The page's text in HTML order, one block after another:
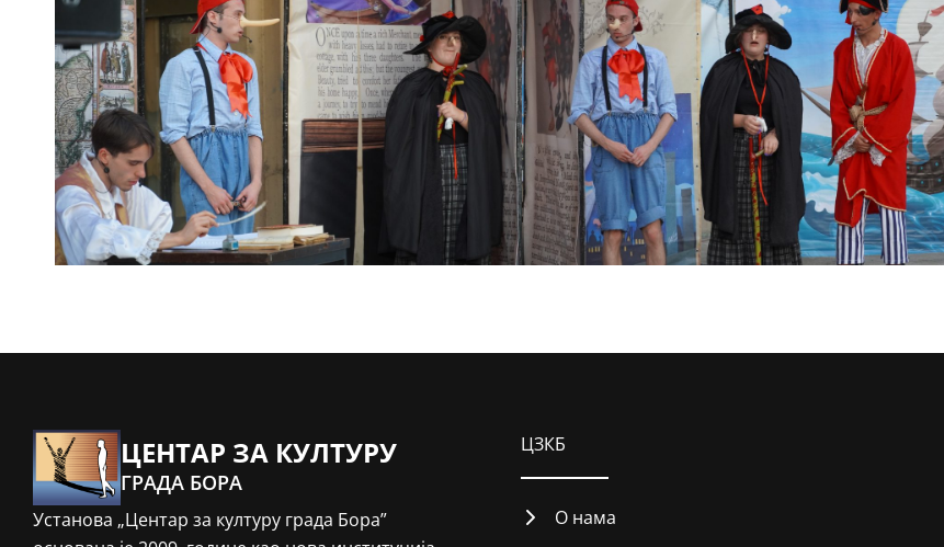
ЦЕНТАР ЗА КУЛТУРУ
ГРАДА БОРА
Установа „Центар за културу града Бора”
ЦЗКБ
О нама